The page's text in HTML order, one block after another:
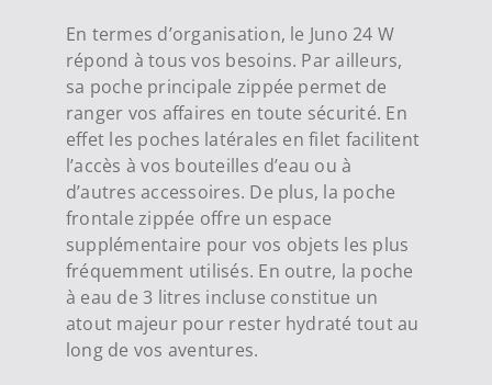
En termes d’organisation, le Juno 24 W
répond à tous vos besoins. Par ailleurs,
sa poche principale zippée permet de
ranger vos affaires en toute sécurité. En
effet les poches latérales en filet facilitent
l’accès à vos bouteilles d’eau ou à
d’autres accessoires. De plus, la poche
frontale zippée offre un espace
supplémentaire pour vos objets les plus
fréquemment utilisés. En outre, la poche
à eau de 3 litres incluse constitue un
atout majeur pour rester hydraté tout au
long de vos aventures.